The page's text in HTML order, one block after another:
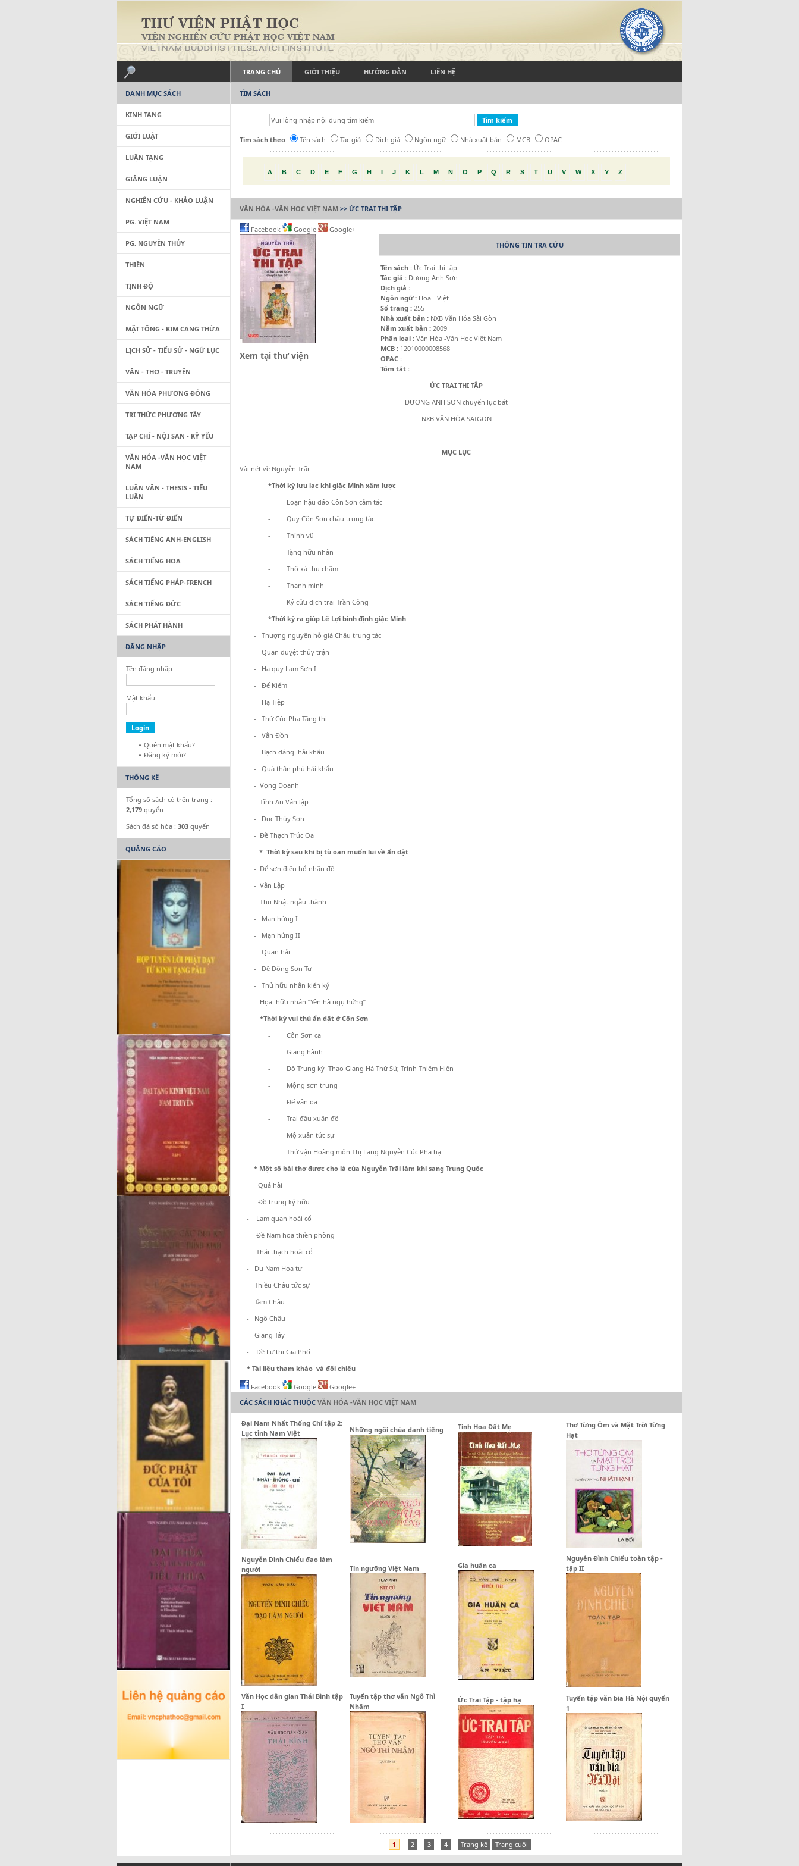
TRANG CHỦ GIỚI THIỆU HƯỚNG DẪN LIÊN HỆ
TÌM SÁCH
Tìm sách theo Tên sách Tác giả Dịch giả Ngôn ngữ Nhà xuất bản MCB OPAC
A B C D E F G H I J K L M N O P Q R S T U V W X Y Z
VĂN HÓA -VĂN HỌC VIỆT NAM >> ỨC TRAI THI TẬP
Facebook Google Google+
Xem tại thư viện
THÔNG TIN TRA CỨU
Tên sách : Ức Trai thi tập
Tác giả : Dương Anh Sơn
Dịch giả :
Ngôn ngữ : Hoa - Việt
Số trang : 255
Nhà xuất bản : NXB Văn Hóa Sài Gòn
Năm xuất bản : 2009
Phân loại : Văn Hóa -Văn Học Việt Nam
MCB : 12010000008568
OPAC :
Tóm tắt :
ỨC TRAI THI TẬP
DƯƠNG ANH SƠN chuyển lục bát
NXB VĂN HÓA SAIGON
MỤC LỤC
Vài nét về Nguyễn Trãi
*Thời kỳ lưu lạc khi giặc Minh xâm lược
- Loạn hậu đáo Côn Sơn cảm tác
- Quy Côn Sơn châu trung tác
- Thính vũ
- Tặng hữu nhân
- Thô xá thu châm
- Thanh minh
- Ký cửu dịch trai Trần Công
*Thời kỳ ra giúp Lê Lợi bình định giặc Minh
- Thượng nguyên hỗ giá Châu trung tác
- Quan duỵệt thủy trận
- Hạ quy Lam Sơn I
- Đế Kiếm
- Hạ Tiệp
- Thứ Cúc Pha Tặng thi
- Vân Đồn
- Bạch đằng hải khẩu
- Quá thần phù hải khẩu
- Vọng Doanh
- Tĩnh An Vân lập
- Dục Thúy Sơn
- Đề Thạch Trúc Oa
* Thời kỳ sau khi bị tù oan muốn lui về ẩn dật
- Để sơn điệu hổ nhân đồ
- Vân Lập
- Thu Nhật ngẫu thành
- Mạn hứng I
- Mạn hứng II
- Quan hải
- Đề Đông Sơn Tự
- Thủ hữu nhân kiến ký
- Họa hữu nhân “Yên hà ngụ hứng”
*Thời kỳ vui thú ẩn dật ở Côn Sơn
- Côn Sơn ca
- Giang hành
- Đồ Trung ký Thao Giang Hà Thứ Sử, Trình Thiêm Hiến
- Mộng sơn trung
- Đế vân oa
- Trại đầu xuân độ
- Mộ xuân tức sự
- Thứ vận Hoàng môn Thị Lang Nguyễn Cúc Pha hạ
* Một số bài thơ được cho là của Nguyễn Trãi làm khi sang Trung Quốc
- Quá hài
- Đồ trung ký hữu
- Lam quan hoài cổ
- Đề Nam hoa thiền phòng
- Thái thạch hoài cổ
- Du Nam Hoa tự
- Thiều Châu tức sự
- Tầm Châu
- Ngô Châu
- Giang Tây
- Đề Lư thị Gia Phố
* Tài liệu tham khảo và đối chiếu
Facebook Google
Google+
CÁC SÁCH KHÁC THUỘC VĂN HÓA -VĂN HỌC VIỆT NAM
Đại Nam Nhất Thống Chí tập 2:
Lục tỉnh Nam Việt
Những ngôi chùa danh tiếng Tinh Hoa Đất Mẹ
Thơ Từng Ôm và Mặt Trời Từng
Hạt
Nguyễn Đình Chiểu đạo làm
người
Tín ngưỡng Việt Nam Gia huấn ca
Nguyễn Đình Chiểu toàn tập -
tập II
Văn Học dân gian Thái Bình tập
I
Tuyển tập thơ văn Ngô Thì
Nhậm
Ức Trai Tập - tập hạ
Tuyển tập văn bia Hà Nội quyển
1
1 2 3 4 Trang kế Trang cuối
DANH MỤC SÁCH
KINH TẠNG
GIỚI LUẬT
LUẬN TẠNG
GIẢNG LUẬN
NGHIÊN CỨU - KHẢO LUẬN
PG. VIỆT NAM
PG. NGUYÊN THỦY
THIỀN
TỊNH ĐỘ
NGÔN NGỮ
MẬT TÔNG - KIM CANG THỪA
LỊCH SỬ - TIỂU SỬ - NGỮ LỤC
VĂN - THƠ - TRUYỆN
VĂN HÓA PHƯƠNG ĐÔNG
TRI THỨC PHƯƠNG TÂY
TẠP CHÍ - NỘI SAN - KỶ YẾU
VĂN HÓA -VĂN HỌC VIỆT
NAM
LUẬN VĂN - THESIS - TIỂU
LUẬN
TỰ ĐIỂN-TỪ ĐIỂN
SÁCH TIẾNG ANH-ENGLISH
SÁCH TIẾNG HOA
SÁCH TIẾNG PHÁP-FRENCH
SÁCH TIẾNG ĐỨC
SÁCH PHÁT HÀNH
ĐĂNG NHẬP
Tên đăng nhập
Mật khẩu
Quên mật khẩu?
Đăng ký mới?
THỐNG KÊ
Tổng số sách có trên trang :
2,179 quyển
Sách đã số hóa : 303 quyển
QUẢNG CÁO